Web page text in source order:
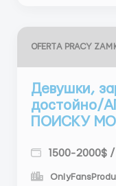
OFERTA PRACY
Девушки,
достойно/
ПОИСКУ
1500-2000$